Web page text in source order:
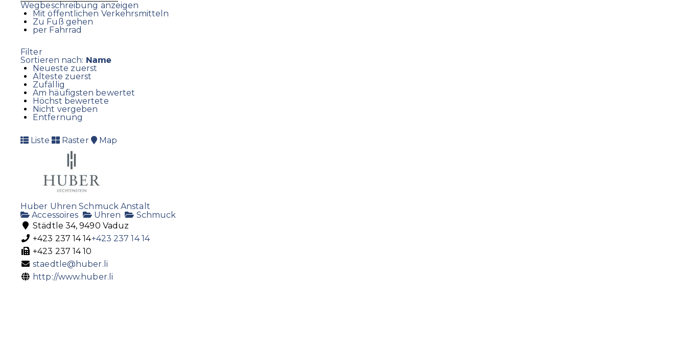
Wegbeschreibung anzeigen
Mit öffentlichen Verkehrsmitteln
Zu Fuß gehen
per Fahrrad
Filter
Sortieren nach: Name
Neueste zuerst
Älteste zuerst
Zufällig
Am häufigsten bewertet
Höchst bewertete
Nicht vergeben
Entfernung
Liste Raster Map
Huber Uhren Schmuck Anstalt
Accessoires
Uhren
Schmuck
Städtle 34, 9490 Vaduz
+423 237 14 14+423 237 14 14
+423 237 14 10
staedtle@huber.li
http://www.huber.li